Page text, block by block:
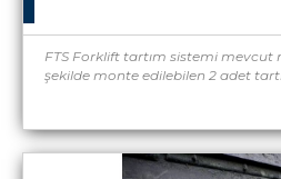
FTS Forklift tartım sistemi mevcut
şekilde monte edilebilen 2 adet